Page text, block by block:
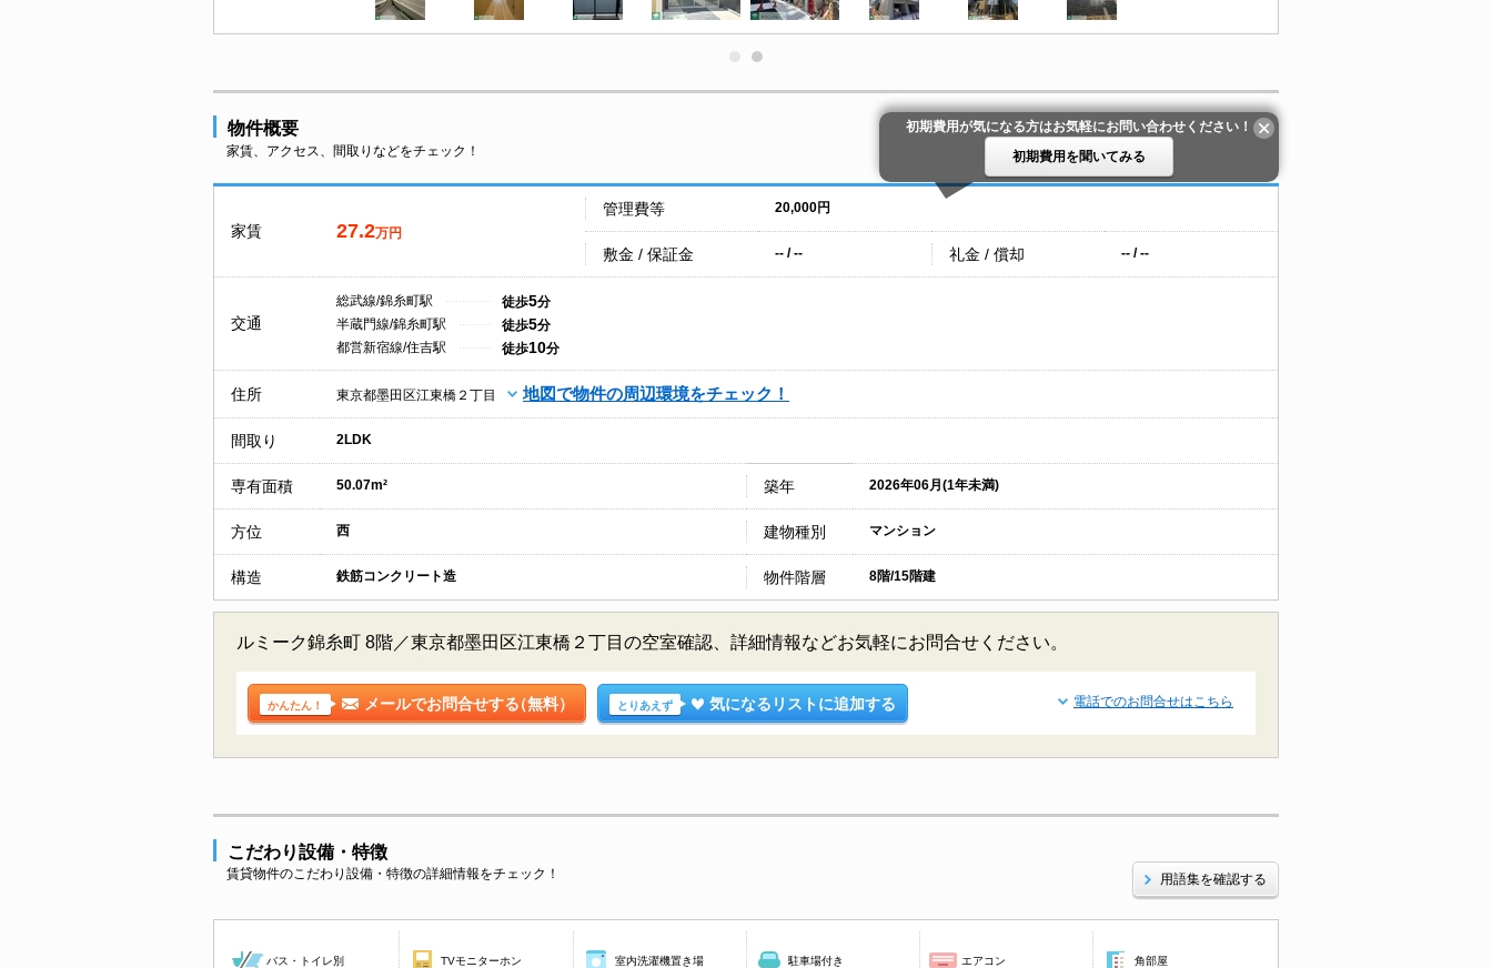
物件概要
家賃、アクセス、間取りなどをチェック！
初期費用が気になる方はお気軽にお問い合わせください！
初期費用を聞いてみる
家賃 27.2万円
管理費等 20,000円
敷金 / 保証金 -- / -- 礼金 / 償却 -- / --
交通
総武線/錦糸町駅 徒歩5分
半蔵門線/錦糸町駅
徒歩5分
都営新宿線/住吉駅
徒歩10分
住所 東京都墨田区江東橋２丁目 地図で物件の周辺環境をチェック！
間取り 2LDK
専有面積 50.07m² 築年 2026年06月(1年未満)
方位 西 建物種別 マンション
構造 鉄筋コンクリート造 物件階層 8階/15階建
ルミーク錦糸町 8階／東京都墨田区江東橋２丁目の空室確認、詳細情報などお気軽にお問合せください。
かんたん！ メールでお問合せする（無料） とりあえず 気になるリストに追加する 電話でのお問合せはこちら
こだわり設備・特徴
賃貸物件のこだわり設備・特徴の詳細情報をチェック！ 用語集を確認する
バス・トイレ別 TVモニターホン 室内洗濯機置き場 駐車場付き エアコン 角部屋